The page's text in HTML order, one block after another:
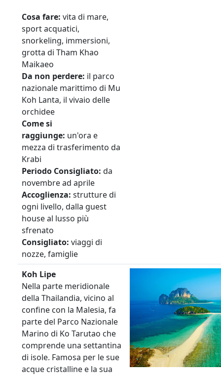
Cosa fare: vita di mare,
sport acquatici,
snorkeling, immersioni,
grotta di Tham Khao
Maikaeo
Da non perdere: il parco
nazionale marittimo di Mu
Koh Lanta, il vivaio delle
orchidee
Come si
raggiunge: un'ora e
mezza di trasferimento da
Krabi
Periodo Consigliato: da
novembre ad aprile
Accoglienza: strutture di
ogni livello, dalla guest
house al lusso più
sfrenato
Consigliato: viaggi di
nozze, famiglie
Koh Lipe
Nella parte meridionale
della Thailandia, vicino al
confine con la Malesia, fa
parte del Parco Nazionale
Marino di Ko Tarutao che
comprende una settantina
di isole. Famosa per le sue
acque cristalline e la sua